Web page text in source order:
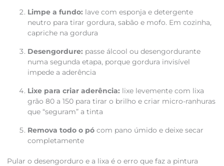
Limpe a fundo: lave com esponja e detergente
neutro para tirar gordura, sabão e mofo. Em cozinha,
capriche na gordura
Desengordure: passe álcool ou desengordurante
numa segunda etapa, porque gordura invisível
impede a aderência
Lixe para criar aderência: lixe levemente com lixa
grão 80 a 150 para tirar o brilho e criar micro-ranhuras
que “seguram” a tinta
Remova todo o pócom pano úmido e deixe secar
completamente
Pular o desengorduro e a lixa é o erro que faz a pintura